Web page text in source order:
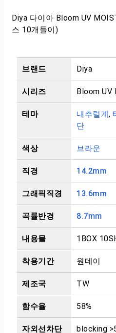
Diya 다이아 Bloom UV
스 10개들이)
브랜드 Diya
시리즈 Bloom UV
테마 내추럴계,
단
색상 브라운
직경 14.2mm
그래픽직경 13.6mm
곡률반경 8.7mm
내용물 1BOX
착용기간 원데이
제조국 TW
함수율 58%
자외선차단 blocking